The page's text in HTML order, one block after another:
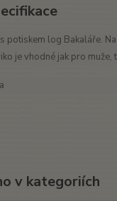
potiskem log Bakaláře.
je vhodné jak pro muže,
v kategoriích